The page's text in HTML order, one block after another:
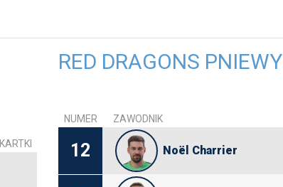
KARTKI
RED DRAGONS PNIEWY
NUMER ZAWODNIK
12 Noël Charrier